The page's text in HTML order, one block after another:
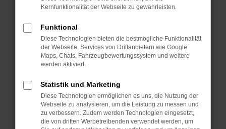
Manche Erweiterungen, wie Werbeblocker,
verhindern. Funktioniert die Seite in einem
anderen Browser oder in einem privaten
Fenster?
Starte dein Gerät neu.
Probleme zu beheben.
Stelle sicher, dass dein Browser und dein
Betriebssystem auf dem neuesten Stand
sind.
Kernfunktionalität der Webseite zu gewährleisten.
Funktional
Diese Technologien bieten die bestmögliche Funktionalität
der Webseite. Services von Drittanbietern wie Google
Maps, Chats, Fahrzeugbewertungssystem und weitere
werden aktiviert.
Statistik und Marketing
Diese Technologien ermöglichen es uns, die Nutzung der
Webseite zu analysieren, um die Leistung zu messen und
zu verbessern. Zudem werden Technologien eingesetzt,
die von dritten Werbetreibenden verwendet werden, um